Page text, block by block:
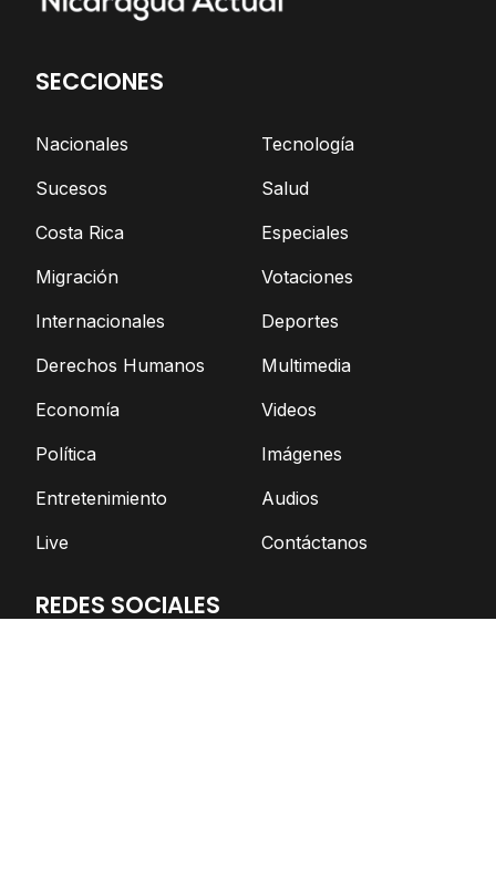
SECCIONES
Nacionales
Sucesos
Costa Rica
Migración
Internacionales
Derechos Humanos
Economía
Política
Entretenimiento
Live
Tecnología
Salud
Especiales
Votaciones
Deportes
Multimedia
Videos
Imágenes
Audios
Contáctanos
REDES SOCIALES